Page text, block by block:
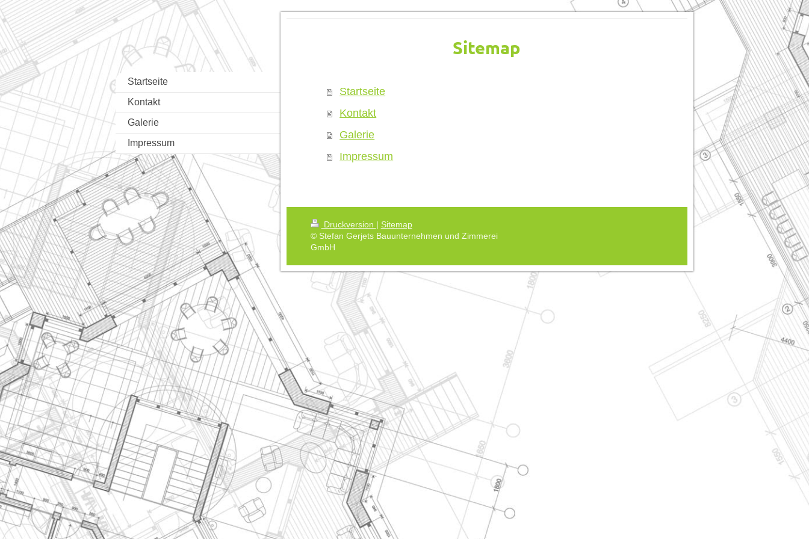
Sitemap
Startseite
Kontakt
Galerie
Impressum
Druckversion | Sitemap
© Stefan Gerjets Bauunternehmen und Zimmerei
GmbH
Startseite
Kontakt
Galerie
Impressum